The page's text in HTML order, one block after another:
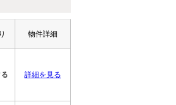
物件詳細
詳細を見る